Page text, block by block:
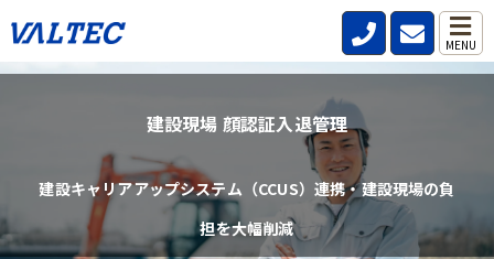
MENU
建設現場 顔認証入退管理
建設キャリアアップシステム（CCUS）連携・建設現場の負
担を大幅削減